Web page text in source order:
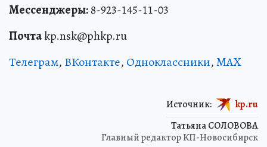
Мессенджеры:8-923-145-11-03
Почтаkp.nsk@phkp.ru
Телеграм, ВКонтакте, Одноклассники,MAX
Татьяна СОЛОВОВА
Главный редактор КП-Новосибирск
Источник: kp.ru